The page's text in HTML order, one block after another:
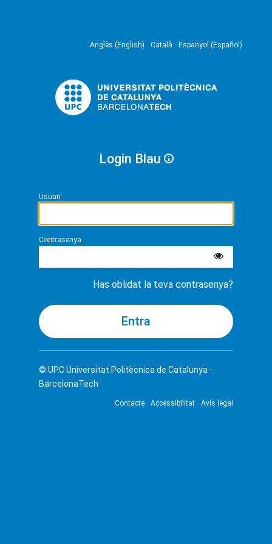
Anglès (English) Català Espanyol (Español)
Login Blau
Usuari
Contrasenya
Has oblidat la teva contrasenya?
© UPCUniversitat Politècnica de Catalunya ·
BarcelonaTech
Contacte Accessibilitat Avís legal